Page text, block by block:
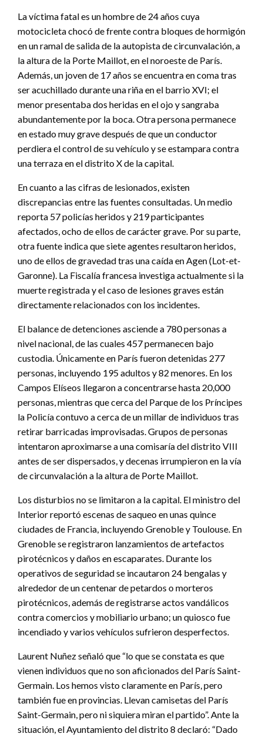
La víctima fatal es un hombre de 24 años cuya
motocicleta chocó de frente contra bloques de hormigón
en un ramal de salida de la autopista de circunvalación, a
la altura de la Porte Maillot, en el noroeste de París.
Además, un joven de 17 años se encuentra en coma tras
ser acuchillado durante una riña en el barrio XVI; el
menor presentaba dos heridas en el ojo y sangraba
abundantemente por la boca. Otra persona permanece
en estado muy grave después de que un conductor
perdiera el control de su vehículo y se estampara contra
una terraza en el distrito X de la capital.
En cuanto a las cifras de lesionados, existen
discrepancias entre las fuentes consultadas. Un medio
reporta 57 policías heridos y 219 participantes
afectados, ocho de ellos de carácter grave. Por su parte,
otra fuente indica que siete agentes resultaron heridos,
uno de ellos de gravedad tras una caída en Agen (Lot-et-
Garonne). La Fiscalía francesa investiga actualmente si la
muerte registrada y el caso de lesiones graves están
directamente relacionados con los incidentes.
El balance de detenciones asciende a 780 personas a
nivel nacional, de las cuales 457 permanecen bajo
custodia. Únicamente en París fueron detenidas 277
personas, incluyendo 195 adultos y 82 menores. En los
Campos Elíseos llegaron a concentrarse hasta 20,000
personas, mientras que cerca del Parque de los Príncipes
la Policía contuvo a cerca de un millar de individuos tras
retirar barricadas improvisadas. Grupos de personas
intentaron aproximarse a una comisaría del distrito VIII
antes de ser dispersados, y decenas irrumpieron en la vía
de circunvalación a la altura de Porte Maillot.
Los disturbios no se limitaron a la capital. El ministro del
Interior reportó escenas de saqueo en unas quince
ciudades de Francia, incluyendo Grenoble y Toulouse. En
Grenoble se registraron lanzamientos de artefactos
pirotécnicos y daños en escaparates. Durante los
operativos de seguridad se incautaron 24 bengalas y
alrededor de un centenar de petardos o morteros
pirotécnicos, además de registrarse actos vandálicos
contra comercios y mobiliario urbano; un quiosco fue
incendiado y varios vehículos sufrieron desperfectos.
Laurent Nuñez señaló que “lo que se constata es que
vienen individuos que no son aficionados del París Saint-
Germain. Los hemos visto claramente en París, pero
también fue en provincias. Llevan camisetas del París
Saint-Germain, pero ni siquiera miran el partido”. Ante la
situación, el Ayuntamiento del distrito 8 declaró: “Dado